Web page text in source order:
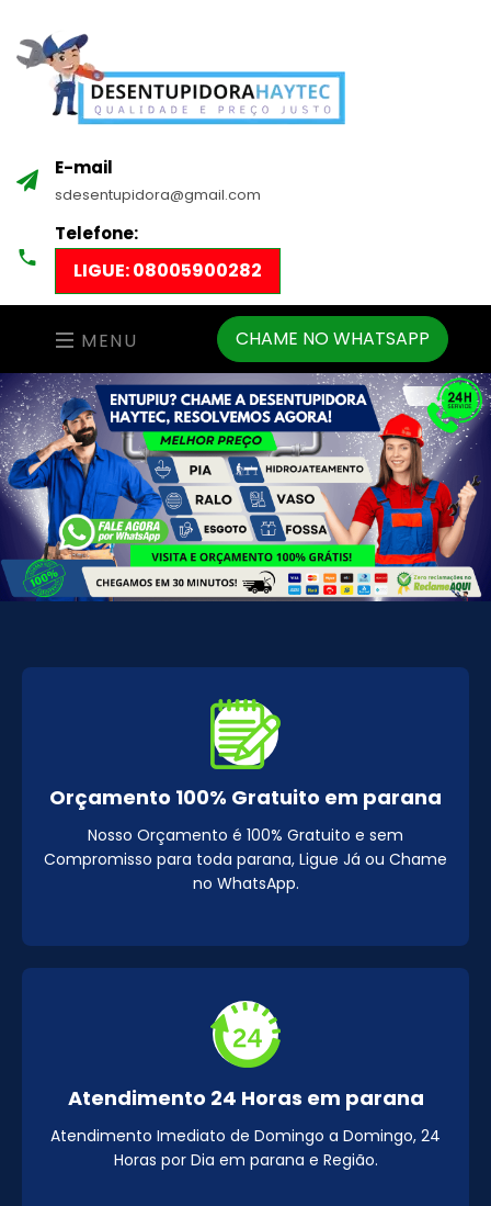
E-mail
sdesentupidora@gmail.com
Telefone:
LIGUE: 08005900282
MENU CHAME NO WHATSAPP
Orçamento 100% Gratuito em parana
Nosso Orçamento é 100% Gratuito e sem
Compromisso para toda parana, Ligue Já ou Chame
no WhatsApp.
Atendimento 24 Horas em parana
Atendimento Imediato de Domingo a Domingo, 24
Horas por Dia em parana e Região.